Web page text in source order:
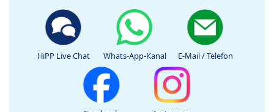
HiPP Live Chat Whats-App-Kanal E-Mail / Telefon